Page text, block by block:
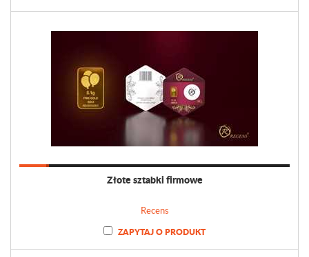
Złote sztabki firmowe
Recens
ZAPYTAJ O PRODUKT